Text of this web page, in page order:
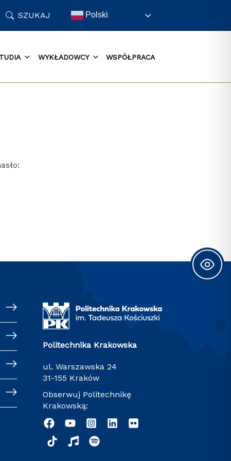
SZUKAJ Polski
WYKŁADOWCY WSPÓŁPRACA
Politechnika Krakowska
ul. Warszawska 24
31-155 Kraków
Obserwuj Politechnikę
Krakowską: